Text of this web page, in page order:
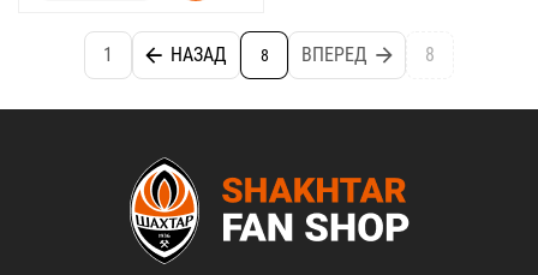
1 НАЗАД 8 ВПЕРЕД 8